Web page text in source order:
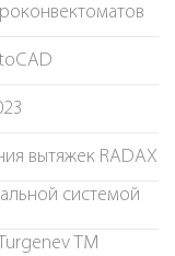
вытяжек RADAX
системой
TM